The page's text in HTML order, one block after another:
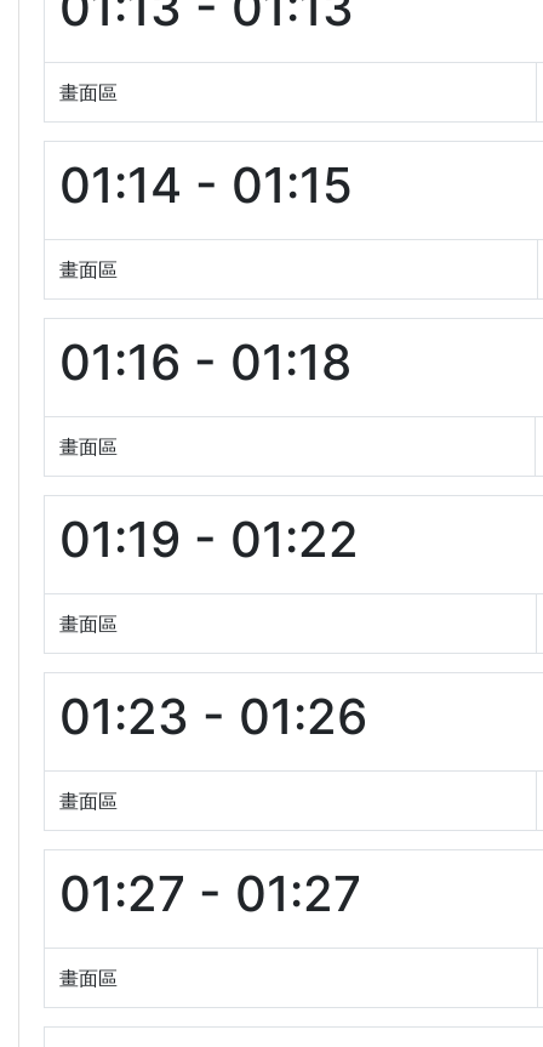
畫面區
01:14 - 01:15
畫面區
01:16 - 01:18
畫面區
01:19 - 01:22
畫面區
01:23 - 01:26
畫面區
01:27 - 01:27
畫面區